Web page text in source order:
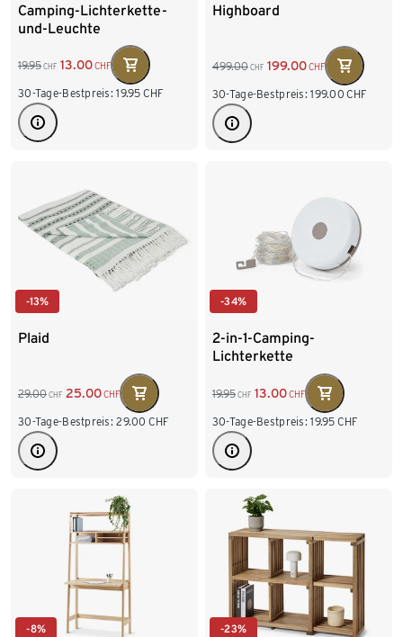
Camping-Lichterkette-
und-Leuchte
19.95 CHF 13.00CHF
30-Tage-Bestpreis: 19.95 CHF
Highboard
499.00 CHF 199.00CHF
30-Tage-Bestpreis: 199.00 CHF
-13%
Plaid
29.00 CHF 25.00CHF
30-Tage-Bestpreis: 29.00 CHF
-34%
2-in-1-Camping-
Lichterkette
19.95 CHF 13.00CHF
30-Tage-Bestpreis: 19.95 CHF
-8% -23%